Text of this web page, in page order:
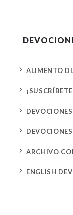
5 ALIMENTO
5
5
5
5 ARCHIVO
5 ENGLISH